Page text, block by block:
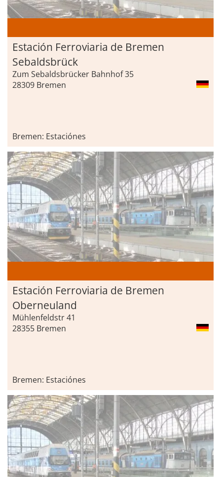
Estación Ferroviaria de Bremen
Sebaldsbrück
Zum Sebaldsbrücker Bahnhof 35
28309 Bremen
Bremen: Estaciónes
Estación Ferroviaria de Bremen
Oberneuland
Mühlenfeldstr 41
28355 Bremen
Bremen: Estaciónes